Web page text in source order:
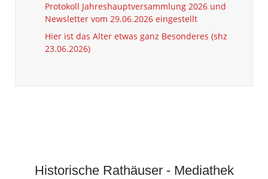
Protokoll Jahreshauptversammlung 2026 und
Newsletter vom 29.06.2026 eingestellt
Hier ist das Alter etwas ganz Besonderes (shz
23.06.2026)
Historische Rathäuser - Mediathek